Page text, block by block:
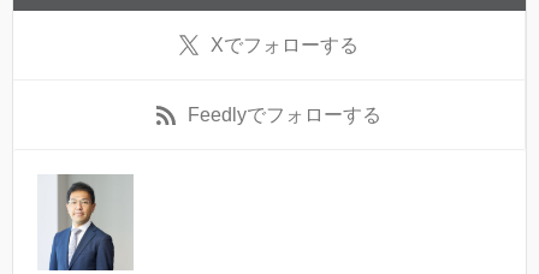
Xでフォローする
Feedlyでフォローする